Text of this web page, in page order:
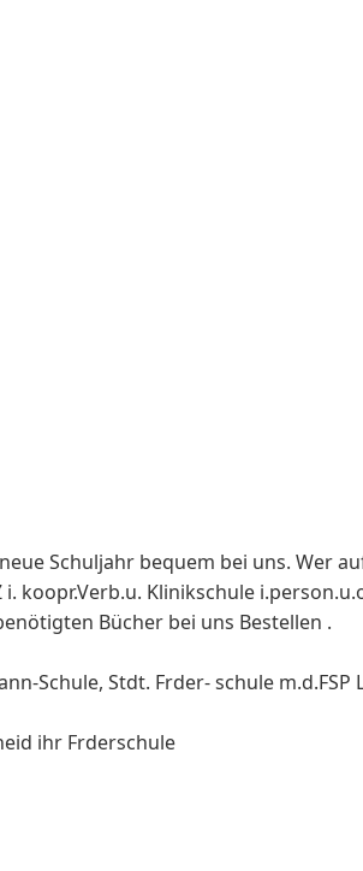
Schuljahr bequem bei uns. Wer
i. koopr.Verb.u. Klinikschule
Bücher bei uns Bestellen .
Schule, Stdt. Frder- schule
ihr Frderschule